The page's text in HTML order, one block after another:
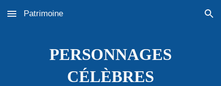
Skip to main content Skip to navigation
Patrimoine
PERSONNAGES
CÉLÈBRES